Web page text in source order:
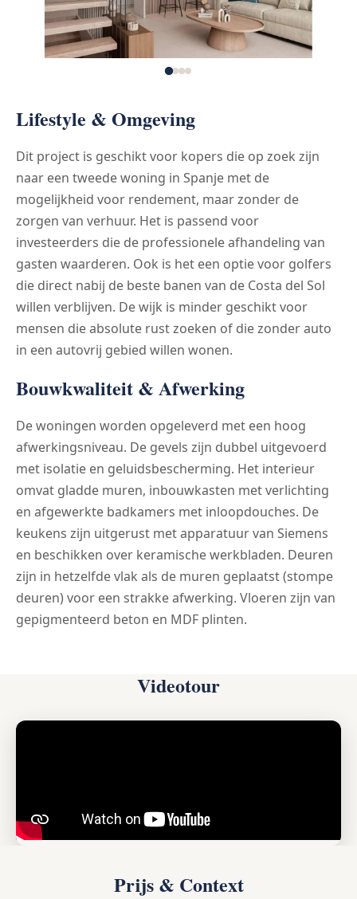
Lifestyle & Omgeving
Dit project is geschikt voor kopers die op zoek zijn
naar een tweede woning in Spanje met de
mogelijkheid voor rendement, maar zonder de
zorgen van verhuur. Het is passend voor
investeerders die de professionele afhandeling van
gasten waarderen. Ook is het een optie voor golfers
die direct nabij de beste banen van de Costa del Sol
willen verblijven. De wijk is minder geschikt voor
mensen die absolute rust zoeken of die zonder auto
in een autovrij gebied willen wonen.
Bouwkwaliteit & Afwerking
De woningen worden opgeleverd met een hoog
afwerkingsniveau. De gevels zijn dubbel uitgevoerd
met isolatie en geluidsbescherming. Het interieur
omvat gladde muren, inbouwkasten met verlichting
en afgewerkte badkamers met inloopdouches. De
keukens zijn uitgerust met apparatuur van Siemens
en beschikken over keramische werkbladen. Deuren
zijn in hetzelfde vlak als de muren geplaatst (stompe
deuren) voor een strakke afwerking. Vloeren zijn van
gepigmenteerd beton en MDF plinten.
Videotour
Prijs & Context